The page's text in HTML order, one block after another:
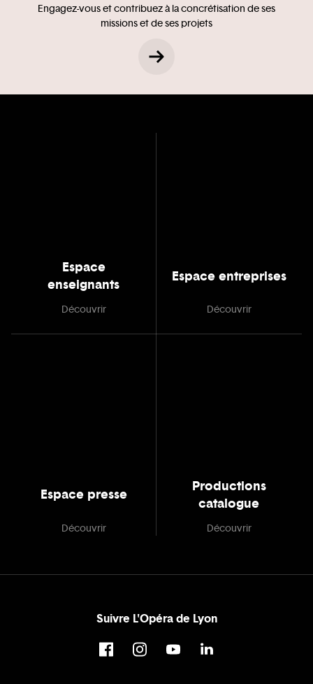
Engagez-vous et contribuez à la concrétisation de ses
missions et de ses projets
Espace
enseignants
Découvrir
Espace entreprises
Découvrir
Espace presse
Découvrir
Productions
catalogue
Découvrir
Suivre L'Opéra de Lyon